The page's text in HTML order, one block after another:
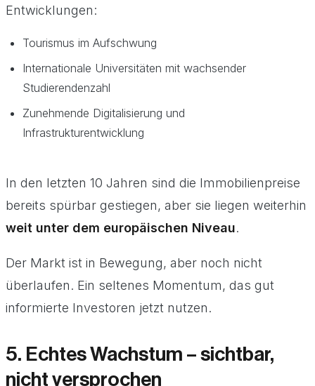
Entwicklungen:
Tourismus im Aufschwung
Internationale Universitäten mit wachsender
Studierendenzahl
Zunehmende Digitalisierung und
Infrastrukturentwicklung
In den letzten 10 Jahren sind die Immobilienpreise
bereits spürbar gestiegen, aber sie liegen weiterhin
weit unter dem europäischen Niveau.
Der Markt ist in Bewegung, aber noch nicht
überlaufen. Ein seltenes Momentum, das gut
informierte Investoren jetzt nutzen.
5. Echtes Wachstum – sichtbar,
nicht versprochen